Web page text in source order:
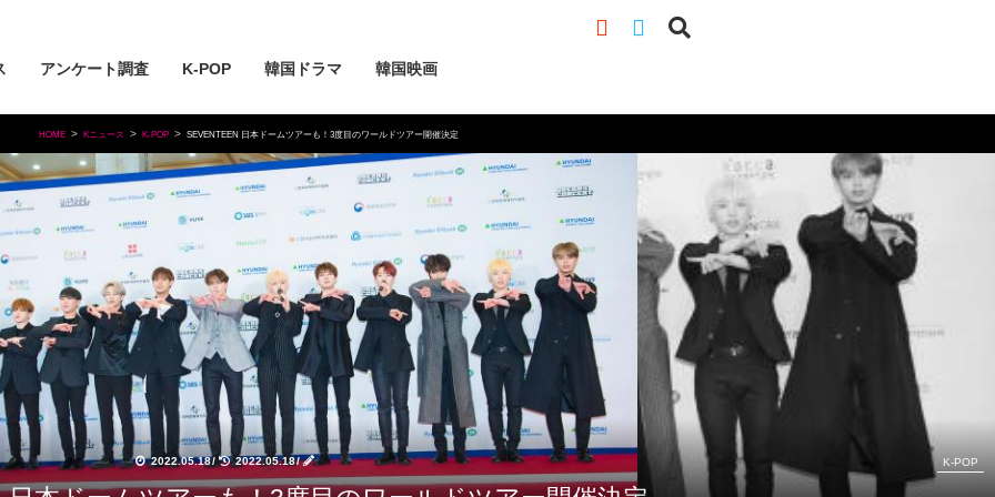
アンケート調査 K-POP 韓国ドラマ 韓国映画
HOME Kニュース K-POP SEVENTEEN 日本ドームツアーも！3度目のワールドツアー開催決定
2022.05.18/ 2022.05.18/ K-POP